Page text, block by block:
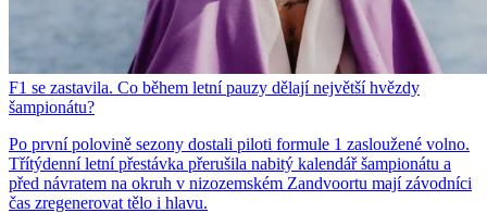
F1 se zastavila. Co během letní pauzy dělají největší hvězdy
šampionátu?
Po první polovině sezony dostali piloti formule 1 zasloužené volno.
Třítýdenní letní přestávka přerušila nabitý kalendář šampionátu a
před návratem na okruh v nizozemském Zandvoortu mají závodníci
čas zregenerovat tělo i hlavu.